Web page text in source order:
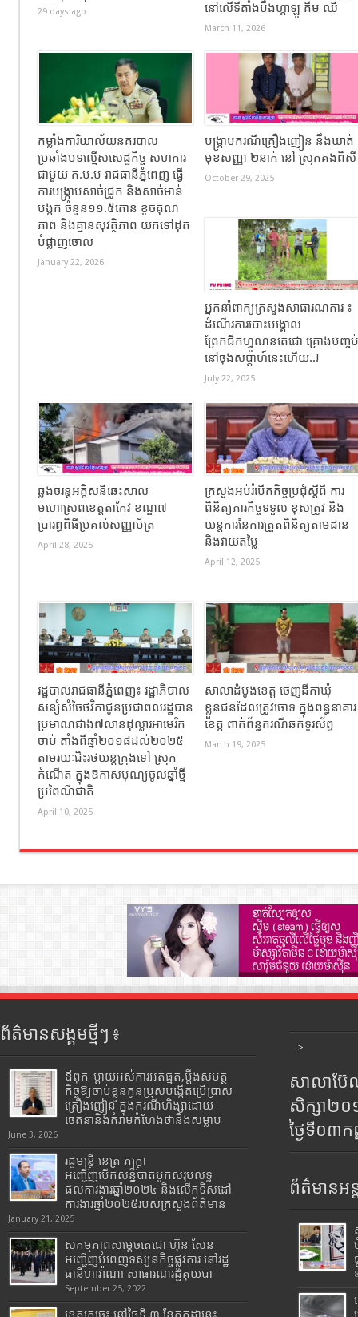
29 days ago
នៅលើទីតាំងបឹងហ្គាឡូ គីម ឈី
March 11, 2026
កម្លាំងការិយាល័យនគរបាល
ប្រឆាំងបទល្មើសសេដ្ឋកិច្ច សហការ
ជាមួយ ក.ប.ប រាជធានីភ្នំពេញ ធ្វើ
ការបង្ក្រាបសាច់ជ្រូក និងសាច់មាន់
បង្កក ចំនួន១១.៥តោន ខូចគុណ
ភាព និងគ្មានសុវត្ថិភាព យកទៅដុត
បំផ្លាញចោល
January 22, 2026
បង្ក្រាបករណីគ្រឿងញៀន នឹងឃាត់
មុខសញ្ញា ២នាក់ នៅ ស្រុកគងពិ
October 29, 2025
អ្នកនាំពាក្យក្រសួងសាធារណការ ៖
ដំណើរការបោះបង្គោល
ព្រែកជីកហ្វូណនតេជោ គ្រោងបញ្ចប់
នៅចុងសប្តាហ៍នេះហើយ..!
July 22, 2025
ឆ្លងចរន្តអគ្គិសនីឆេះសាល
មហោស្រពខេត្តតាកែវ ខណ្ឌ៧
ប្រារព្ធពិធីប្រគល់សញ្ញាប័ត្រ
April 28, 2025
ក្រសួងអប់រំបើកកិច្ចប្រជុំស្តីពី ការ
ពិនិត្យភារកិច្ចទទួល ខុសត្រូវ និង
យន្តការនៃការត្រួតពិនិត្យតាមដាន
និងវាយតម្លៃ
April 12, 2025
រដ្ឋបាលរាជធានីភ្នំពេញ៖ រដ្ឋាភិបាល
សន្សំសំចៃថវិកាជូនប្រជាពលរដ្ឋបាន
ប្រមាណជាង៧លានដុល្លារអាមេរិក
ចាប់ តាំងពីឆ្នាំ២០១៨ដល់២០២៥
តាមរយៈជិះរថយន្ដក្រុងទៅ ស្រុក
កំណើត ក្នុងឱកាសបុណ្យចូលឆ្នាំថ្មី
ប្រពៃណីជាតិ
April 10, 2025
សាលាដំបូងខេត្ត ចេញដីកាឃុំ
ខ្លួនជនដែលត្រូវចោទ ក្នុងពន្ធនាគារ
ខេត្ត ពាក់ព័ន្ធករណីឆក់ទូរស័ព្ទ
March 19, 2025
ព័ត៌មានសង្គមថ្មីៗ ៖
ឪពុក-ម្ដាយអស់ការអត់ធ្មត់,ប្ដឹងសមត្ថ
កិច្ចឱ្យចាប់ខ្លួនកូនប្រុសបង្កើតប្រើប្រាស់
គ្រឿងញៀន ក្នុងករណីហិង្សាដោយ
ចេតនានិងគំរាមកំហែងថានឹងសម្លាប់
June 3, 2026
រដ្ឋមន្រ្តី​ នេត្រ​ ភក្ត្រា​
អញ្ជើញបើកសន្និបាតបូកសរុបលទ្ធ
ផលការងារឆ្នាំ២០២៤ និងលើកទិសដៅ
ការងារឆ្នាំ២០២៥របស់​ក្រសួង​ព័ត៌មាន​
January 21, 2025
សកម្មភាពសម្តេចតេជោ ហ៊ុន សែន
អញ្ជើញបំពេញទស្សនកិច្ចផ្លូវការ នៅរដ្ឋ
ធានីហាវ៉ាណា សាធារណរដ្ឋគុយបា
September 25, 2022
>
សាលាប៊ែ
សិក្សា២
ថ្ងៃទី០៣
ព័ត៌មានអន្